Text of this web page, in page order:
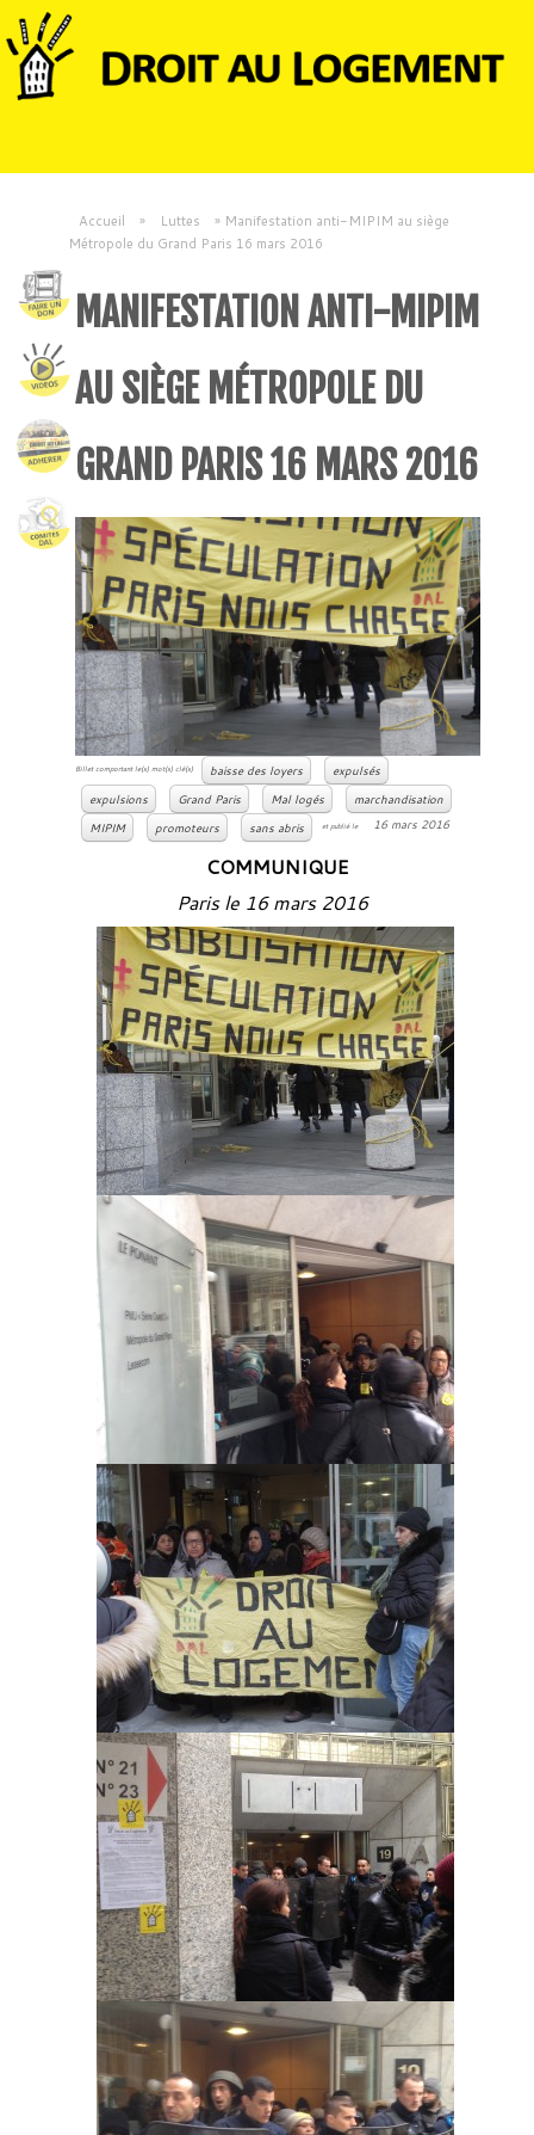
Accueil » Luttes » Manifestation anti-MIPIM au siège
Métropole du Grand Paris 16 mars 2016
MANIFESTATION ANTI-MIPIM
AU SIÈGE MÉTROPOLE DU
GRAND PARIS 16 MARS 2016
Billet comportant le(s) mot(s) clé(s) baisse des loyers
expulsés
expulsions
Grand Paris Mal logés
marchandisation
MIPIM
promoteurs sans abris et publié le 16 mars 2016
COMMUNIQUE
Paris le 16 mars 2016